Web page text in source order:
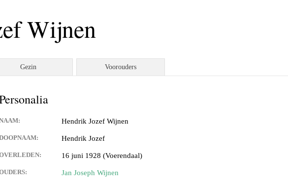
en Tina Vleugels
(Wittem)
en Louisa Sintzen
en Anneke Spaaij
Keijdener en Trine Van
Wijnen
Gezin Voorouders
Hendrik Jozef Wijnen
Hendrik Jozef
16 juni 1928 (Voerendaal)
Jan Joseph Wijnen